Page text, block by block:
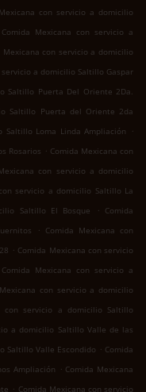
con servicio a domicilio
Comida Mexicana con servicio a
Mexicana con servicio a domicilio
servicio a domicilio Saltillo Gaspar
Saltillo Puerta Del Oriente 2Da.
Saltillo Puerta del Oriente 2da
Saltillo Loma Linda Ampliación
.
Rosarios . Comida Mexicana con
con servicio a domicilio
servicio a domicilio Saltillo La
Saltillo El Bosque . Comida
. Comida Mexicana con
. Comida Mexicana con servicio
Comida Mexicana con servicio a
con servicio a domicilio
con servicio a domicilio Saltillo
a domicilio Saltillo Valle de las
Saltillo Valle Escondido . Comida
Ampliación . Comida Mexicana
. Comida Mexicana con servicio